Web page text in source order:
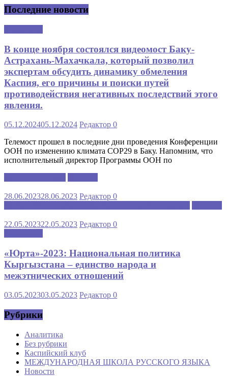
Последние новости
В конце ноября состоялся видеомост Баку-
Астрахань-Махачкала, который позволил
экспертам обсудить динамику обмеления
Каспия, его причины и поиски путей
противодействия негативных последствий этого
явления.
05.12.202405.12.2024 Редактор 0
Телемост прошел в последние дни проведения Конференции
ООН по изменению климата COP29 в Баку. Напомним, что
исполнительный директор Программы ООН по
28.06.202328.06.2023 Редактор 0
22.05.202322.05.2023 Редактор 0
«Юрта»-2023: Национальная политика
Кыргызстана – единство народа и
межэтнических отношений
03.05.202303.05.2023 Редактор 0
Рубрики
Аналитика
Без рубрики
Каспийский клуб
МЕЖДУНАРОДНАЯ ШКОЛА РУССКОГО ЯЗЫКА
Новости